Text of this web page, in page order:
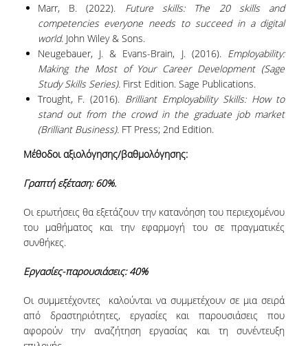
RESEARCH PROJECTS - PHDS
COMPLETED PHD DISSERTATIONS
CURRENT PHD
DISSERTATIONS
FUNDED PROGRAMS
CONTACT
Marr, B. (2022). Future skills: The 20 skills and
competencies everyone needs to succeed in a digital
world. John Wiley & Sons.
Neugebauer, J. & Evans-Brain, J. (2016). Employability:
Making the Most of Your Career Development (Sage
Study Skills Series). First Edition. Sage Publications.
Trought, F. (2016). Brilliant Employability Skills: How to
stand out from the crowd in the graduate job market
(Brilliant Business).FT Press; 2nd Edition.
Μέθοδοι αξιολόγησης/βαθμολόγησης:
Γραπτή εξέταση: 60%.
Οι ερωτήσεις θα εξετάζουν την κατανόηση του περιεχομένου
του μαθήματος και την εφαρμογή του σε πραγματικές
συνθήκες.
Εργασίες-παρουσιάσεις: 40%
Οι συμμετέχοντες καλούνται να συμμετέχουν σε μια σειρά
από δραστηριότητες, εργασίες και παρουσιάσεις που
αφορούν την αναζήτηση εργασίας και τη συνέντευξη